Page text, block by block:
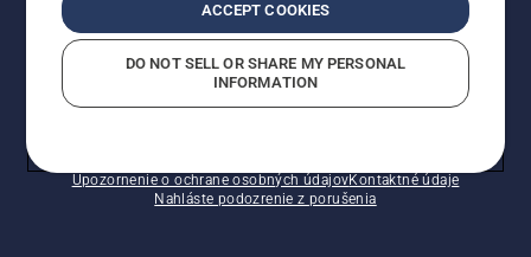
Upozornenie o ochrane osobných údajovKontaktné údaje
Nahláste podozrenie z porušenia
ACCEPT COOKIES
DO NOT SELL OR SHARE MY PERSONAL
INFORMATION